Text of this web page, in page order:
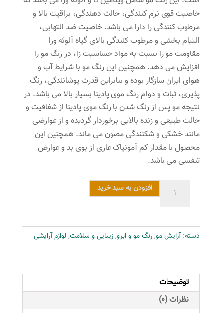
خاصیت قوی نرم کنندگی، حالت دهندگی، براقیت بالا و
مرطوب کنندگی را دارا می باشد. خاصیت ضد التهابی،
التیام بخشی و مرطوب کنندگی بالای گیاه آلوئه ورا
مقاومت مو را نسبت به مواد حساسیت زا، در رنگ مو را
افزایش می دهد. همچنین این رنگ مو با شرایط آب و
هوای ایران سازگار بوده و بنابراین قدرت پوشانندگی، رنگ
پذیری، ثبات و دوام رنگ موی پادینا بسیار بالا می باشد. در
نتیجه مو پس از رنگ شدن با رنگ موی پادینا از شفافیت و
حالت طبیعی و زنده بالایی برخوردار گردیده و از عوارضی
مانند خشکی و شکنندگی مصون می ماند. همچنین این
محصول با مقدار کم آمونیاک عاری از بوی بد و عوارض
تنفسی می باشد.
شماره
C4-
حجم
100
میلی
افزودن به سبد خرید
دسته:آرایش مو,رنگ مو و ابرو,زیبایی و سلامت,لوازم آرایشی
توضیحات
نظرات (0)